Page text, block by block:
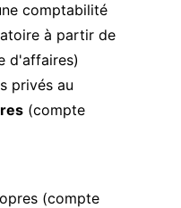
comptabilité
à partir de
d'affaires)
privés au
(compte
(compte